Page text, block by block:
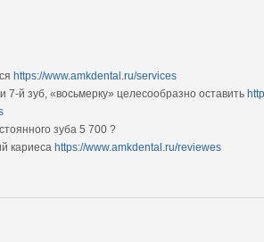
https://www.amkdental.ru/services
й зуб, «восьмерку» целесообразно оставить
зуба 5 700 ?
кариеса https://www.amkdental.ru/reviewes